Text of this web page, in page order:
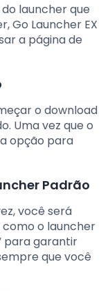
launcher que
Go Launcher EX
a página de
o download
Uma vez que o
opção para
Padrão
você será
o launcher
para garantir
que você